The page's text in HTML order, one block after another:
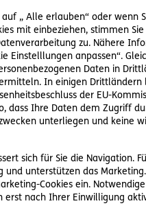
„ Alle erlauben“ oder wenn
mit einbeziehen, stimmen
zu. Nähere
Einstelllungen anpassen“.
Daten in
In einigen Drittländern
der EU-
dass Ihre Daten dem Zugriff
unterliegen und keine
sich für Sie die Navigation.
und unterstützen das
Cookies ein.
erst nach Ihrer Einwilligung
Satz
bis zu 400 Euro
auf einmal
(UGB) müssen
Freiberufler und Land-
Mal in Folge